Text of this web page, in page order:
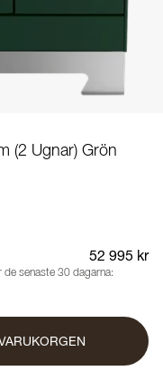
(2 Ugnar) Grön
52 995 kr
de senaste 30 dagarna: